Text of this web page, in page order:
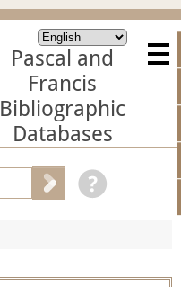
Pascal and
Francis
Bibliographic
Databases